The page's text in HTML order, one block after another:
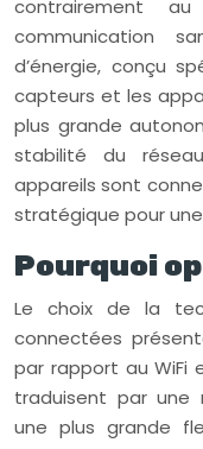
contrairement
communication
d’énergie, conçu
capteurs et les
plus grande
stabilité du
appareils sont
stratégique pour
Pourquoi
Le choix de la
connectées
par rapport au WiFi
traduisent par une
une plus grande